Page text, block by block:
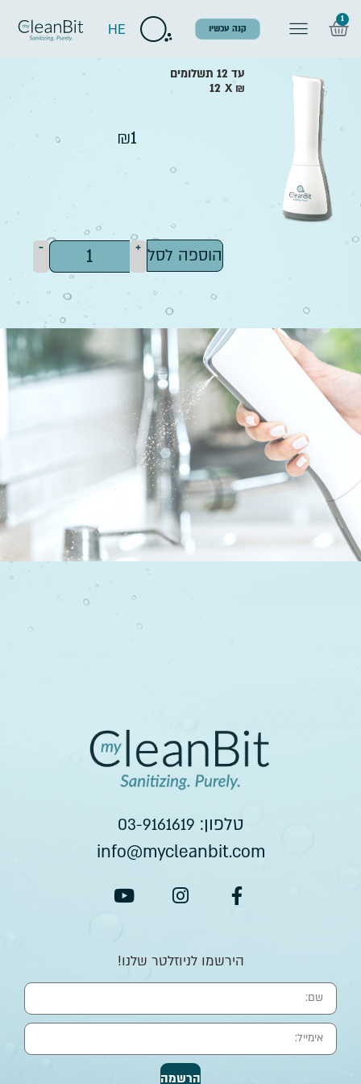
1
קנה עכשיו HE
עד 12 תשלומים
₪
X
12
₪1
- + הוספה לסל
טלפון:
info@mycleanbit.com
הירשמו לניוזלטר שלנו!
הרשמה